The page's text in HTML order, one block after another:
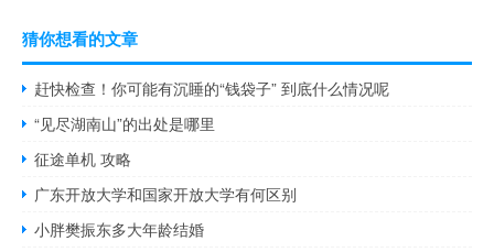
猜你想看的文章
赶快检查！你可能有沉睡的“钱袋子” 到底什么情况呢
“见尽湖南山”的出处是哪里
征途单机 攻略
广东开放大学和国家开放大学有何区别
小胖樊振东多大年龄结婚